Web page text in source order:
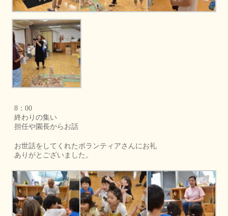
8：00
終わりの集い
担任や園長からお話
お世話をしてくれたボランティアさんにお礼
ありがとございました。